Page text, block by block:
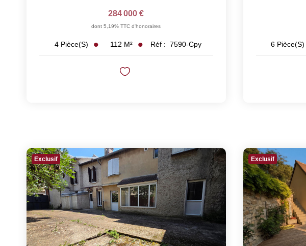
284 000 €
dont 5,19% TTC d'honoraires
4 Pièce(s) 112 M² Réf : 7590-Cpy 6 Pièce(s)
Exclusif Exclusif